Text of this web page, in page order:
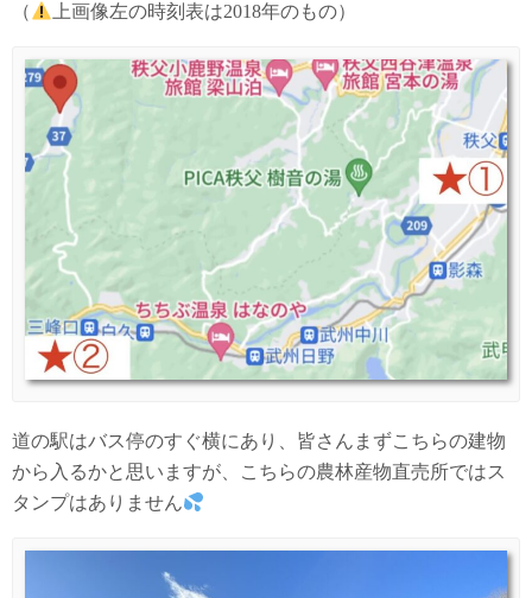
（
上画像左の時刻表は2018年のもの）
道の駅はバス停のすぐ横にあり、皆さんまずこちらの建物
から入るかと思いますが、こちらの農林産物直売所ではス
タンプはありません